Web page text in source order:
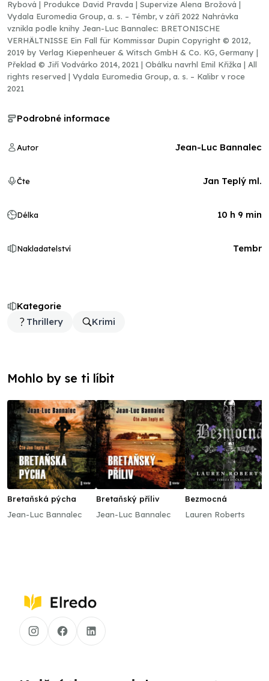
Rybová | Produkce David Pravda | Supervize Alena Brožová |
Vydala Euromedia Group, a. s. – Témbr, v září 2022 Nahrávka
vznikla podle knihy Jean-Luc Bannalec: BRETONISCHE
VERHÄLTNISSE Ein Fall für Kommissar Dupin Copyright © 2012,
2019 by Verlag Kiepenheuer & Witsch GmbH & Co. KG, Germany |
Překlad © Jiří Vodvárko 2014, 2021 | Obálku navrhl Emil Křižka | All
rights reserved | Vydala Euromedia Group, a. s. – Kalibr v roce
2021
Kategorie
Thrillery
Krimi
Podrobné informace
Autor Jean-Luc Bannalec
Čte Jan Teplý ml.
Délka 10 h 9 min
Nakladatelství Tembr
Mohlo by se ti líbit
Bretaňská pýcha
Jean-Luc Bannalec
Bretaňský příliv
Jean-Luc Bannalec
Bezmocná
Lauren Roberts